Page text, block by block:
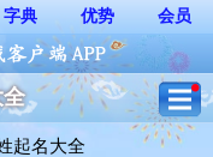
字典 优势 会员
起名大全